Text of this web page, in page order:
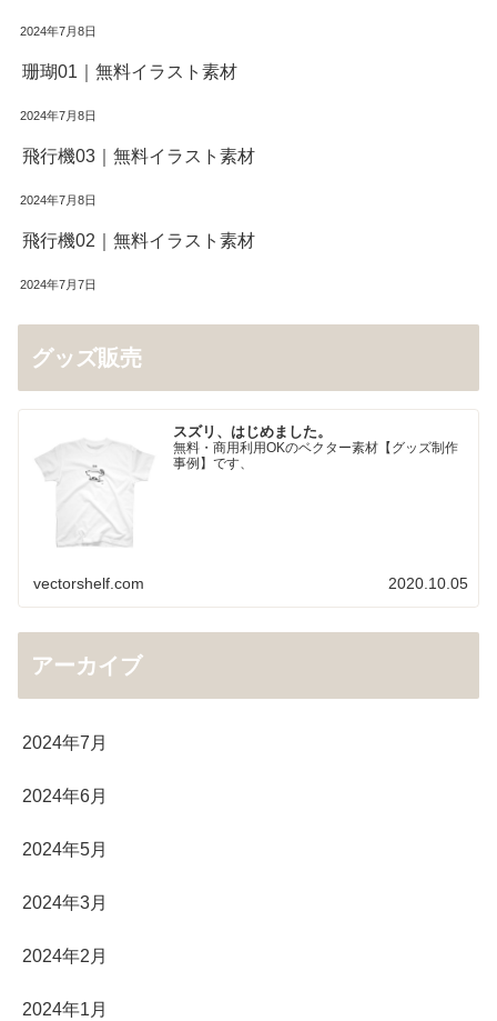
2024年7月8日
珊瑚01｜無料イラスト素材
2024年7月8日
飛行機03｜無料イラスト素材
2024年7月8日
飛行機02｜無料イラスト素材
2024年7月7日
グッズ販売
スズリ、はじめました。
無料・商用利用OKのベクター素材【グッズ制作
事例】です、
vectorshelf.com 2020.10.05
アーカイブ
2024年7月
2024年6月
2024年5月
2024年3月
2024年2月
2024年1月